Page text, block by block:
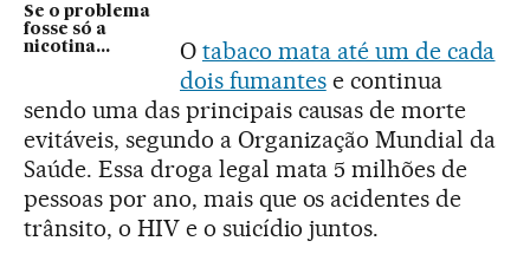
Se o problema
fosse só a
nicotina...
O tabaco mata até um de cada
dois fumantese continua
sendo uma das principais causas de morte
evitáveis, segundo a Organização Mundial da
Saúde. Essa droga legal mata 5 milhões de
pessoas por ano, mais que os acidentes de
trânsito, o HIV e o suicídio juntos.